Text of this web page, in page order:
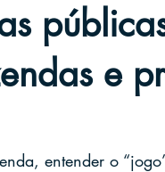
e
entender o